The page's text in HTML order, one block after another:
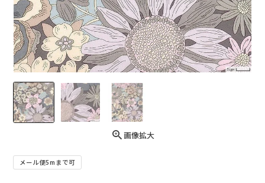
画像拡大
メール便5mまで可